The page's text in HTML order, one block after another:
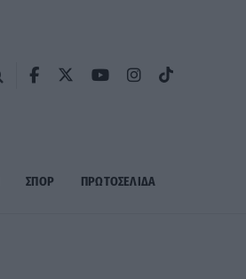
ΣΠΟΡ ΠΡΩΤΟΣΈΛΙΔΑ